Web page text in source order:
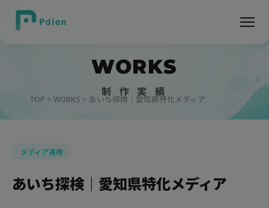
WORKS
制 作 実 績
TOP > WORKS > あいち探検｜愛知県特化メディア
メディア運用
あいち探検｜愛知県特化メディア